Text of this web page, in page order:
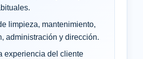
limpieza, mantenimiento,
administración y dirección.
experiencia del cliente